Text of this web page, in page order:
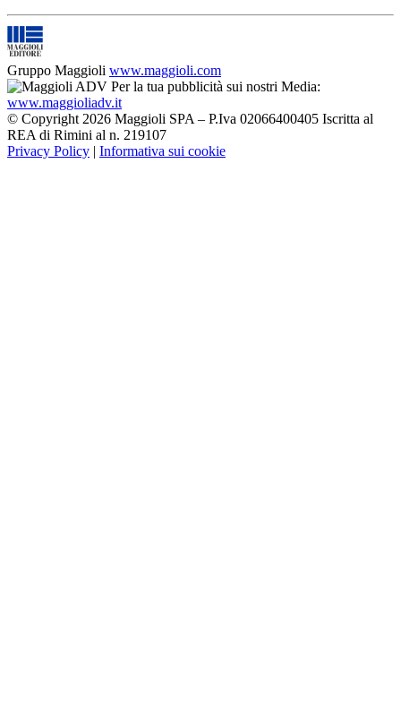
Gruppo Maggioli www.maggioli.com
Per la tua pubblicità sui nostri Media:
www.maggioliadv.it
© Copyright 2026 Maggioli SPA – P.Iva 02066400405 Iscritta al
REA di Rimini al n. 219107
Privacy Policy | Informativa sui cookie